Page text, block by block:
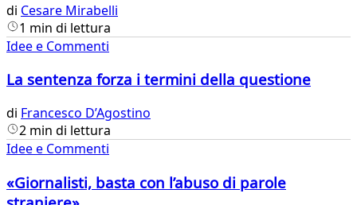
di Cesare Mirabelli
1 min di lettura
Idee e Commenti
La sentenza forza i termini della questione
di Francesco D’Agostino
2 min di lettura
Idee e Commenti
«Giornalisti, basta con l’abuso di parole